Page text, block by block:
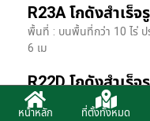
R23A โกดังสำเร็
พื้นที่ : บนพื้นที่กว่า 10 ไร่
6 เม
R22D โกดังสำเร็
HR22 โกดังสำเร็จรูปให้เ
รายละเอียดโรงง
หน้าหลัก ที่ตั้งทั้งหมด